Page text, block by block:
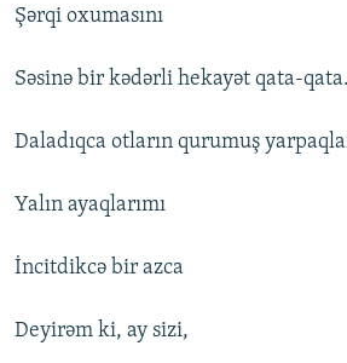
Şərqi oxumasını
Səsinə bir kədərli hekayət qata-
Daladıqca otların qurumuş
Yalın ayaqlarımı
İncitdikcə bir azca
Deyirəm ki, ay sizi,